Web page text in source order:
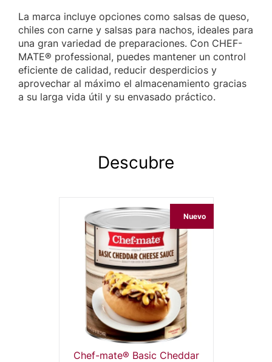
La marca incluye opciones como salsas de queso,
chiles con carne y salsas para nachos, ideales para
una gran variedad de preparaciones. Con CHEF-
MATE® professional, puedes mantener un control
eficiente de calidad, reducir desperdicios y
aprovechar al máximo el almacenamiento gracias
a su larga vida útil y su envasado práctico.
Descubre
Nuevo
Chef-mate® Basic Cheddar